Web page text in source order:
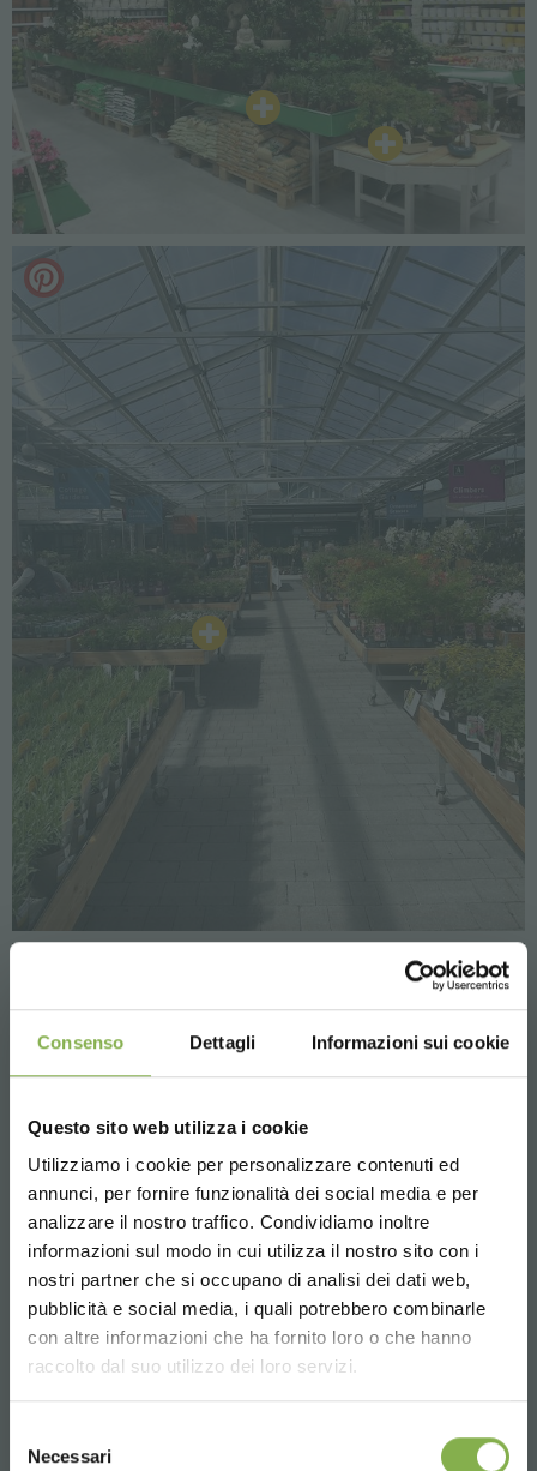
Consenso Dettagli Informazioni sui cookie
Questo sito web utilizza i cookie
Utilizziamo i cookie per personalizzare contenuti ed
annunci, per fornire funzionalità dei social media e per
analizzare il nostro traffico. Condividiamo inoltre
informazioni sul modo in cui utilizza il nostro sito con i
nostri partner che si occupano di analisi dei dati web,
pubblicità e social media, i quali potrebbero combinarle
con altre informazioni che ha fornito loro o che hanno
raccolto dal suo utilizzo dei loro servizi.
delNecessari
Choose the country you are in and your
language for a better browsing experience